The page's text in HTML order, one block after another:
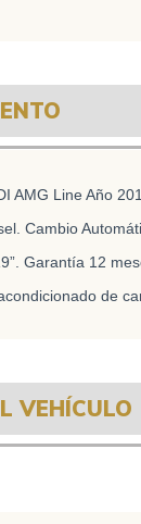
AMG Line Año
Cambio
Garantía 12
de
VEHÍCULO